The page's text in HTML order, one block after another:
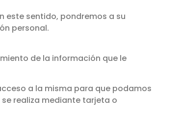
este sentido, pondremos a su
personal.
de la información que le
a la misma para que podamos
realiza mediante tarjeta o